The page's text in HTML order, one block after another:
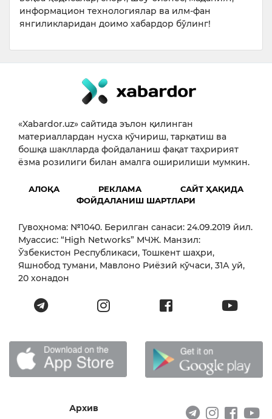
информацион технологиялар ва илм-фан
янгиликларидан доимо хабардор бўлинг!
«Xabardor.uz» сайтида эълон қилинган
материаллардан нусха кўчириш, тарқатиш ва
бошқа шаклларда фойдаланиш фақат таҳририят
ёзма розилиги билан амалга оширилиши мумкин.
АЛОҚА РЕКЛАМА
САЙТ ҲАҚИДА
ФОЙДАЛАНИШ ШАРТЛАРИ
Гувоҳнома: №1040. Берилган санаси: 24.09.2019 йил.
Муассис: “High Networks” МЧЖ. Манзил:
Ўзбекистон Республикаси, Тошкент шаҳри,
Яшнобод тумани, Мавлоно Риёзий кўчаси, 31А уй,
20 хонадон
Архив